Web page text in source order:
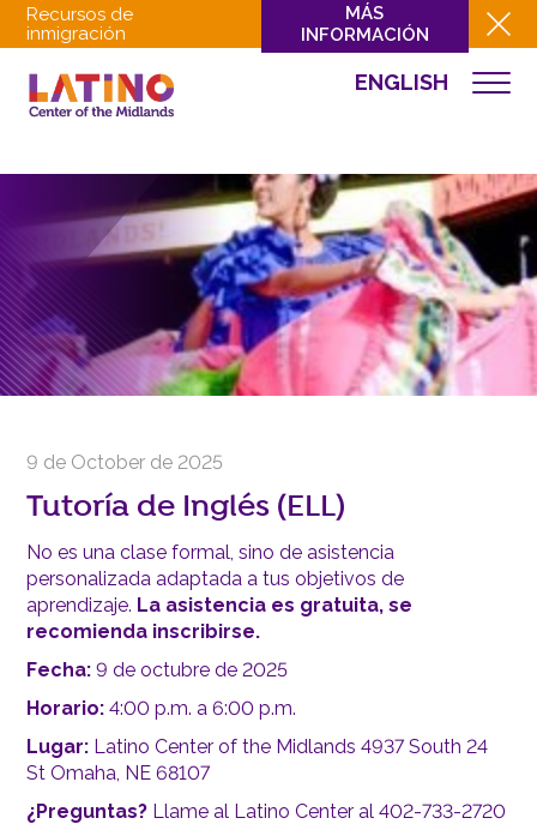
Recursos de
inmigración
MÁS
INFORMACIÓN
ENGLISH
QUIÉNES SOMOS
INVOLUCRARSE
EVENTOS
NOTICIAS
RECURSOS
EVENTOS
9 de October de 2025
Tutoría de Inglés (ELL)
No es una clase formal, sino de asistencia
personalizada adaptada a tus objetivos de
aprendizaje. La asistencia es gratuita, se
recomienda inscribirse.
Fecha: 9 de octubre de 2025
Horario:4:00 p.m. a 6:00 p.m.
Lugar: Latino Center of the Midlands 4937 South 24
St Omaha, NE 68107
¿Preguntas? Llame al Latino Center al 402-733-2720